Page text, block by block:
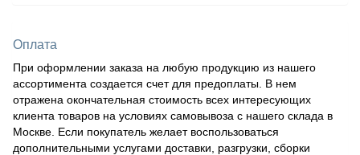
Оплата
При оформлении заказа на любую продукцию из нашего
ассортимента создается счет для предоплаты. В нем
отражена окончательная стоимость всех интересующих
клиента товаров на условиях самовывоза с нашего склада в
Москве. Если покупатель желает воспользоваться
дополнительными услугами доставки, разгрузки, сборки